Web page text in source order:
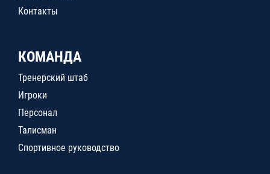
Контакты
КОМАНДА
Тренерский штаб
Игроки
Персонал
Талисман
Спортивное руководство